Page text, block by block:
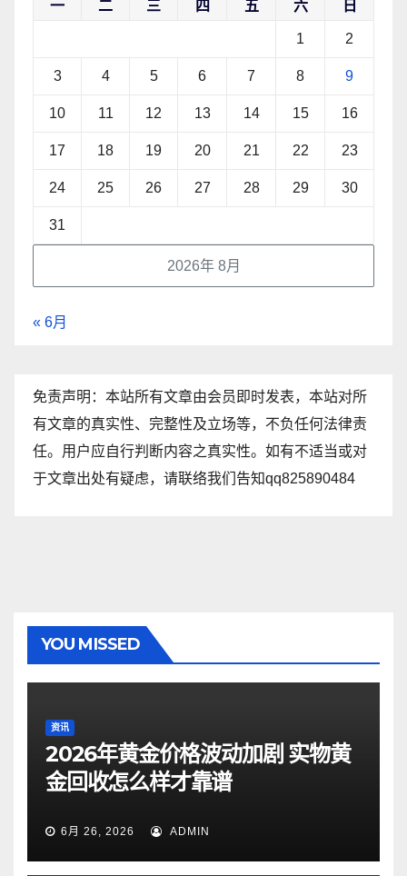
2026年 8月
一 二 三 四 五 六 日
1 2
3 4 5 6 7 8 9
10 11 12 13 14 15 16
17 18 19 20 21 22 23
24 25 26 27 28 29 30
31
« 6月
免责声明：本站所有文章由会员即时发表，本站对所
有文章的真实性、完整性及立场等，不负任何法律责
任。用户应自行判断内容之真实性。如有不适当或对
于文章出处有疑虑，请联络我们告知qq825890484
YOU MISSED
资讯
2026年黄金价格波动加剧 实物黄
金回收怎么样才靠谱
6月 26, 2026 ADMIN